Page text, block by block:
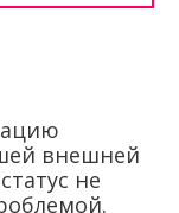
нечего
–